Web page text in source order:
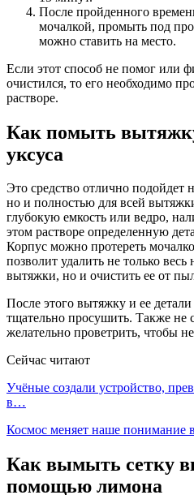
После пройденного
мочалкой, промыть под
можно ставить на место.
Если этот способ не помог или
очистился, то его необходимо
растворе.
Как помыть
уксуса
Это средство отлично подойдет
но и полностью для всей
глубокую емкость или ведро,
этом растворе определенную
Корпус можно протереть
позволит удалить не только
вытяжки, но и очистить ее от
После этого вытяжку и ее
тщательно просушить. Также не
желательно проветрить, чтобы
Сейчас читают
Учёные создали устройство,
в…
Космос меняет наше понимание
Как вымыть сетку
помощью лимона